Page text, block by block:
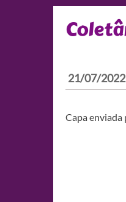
21/07/2022
Capa enviada